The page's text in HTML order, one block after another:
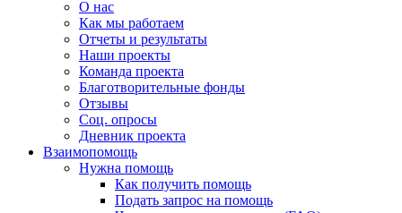
О нас
Как мы работаем
Отчеты и результаты
Наши проекты
Команда проекта
Благотворительные фонды
Отзывы
Соц. опросы
Дневник проекта
Взаимопомощь
Нужна помощь
Как получить помощь
Подать запрос на помощь